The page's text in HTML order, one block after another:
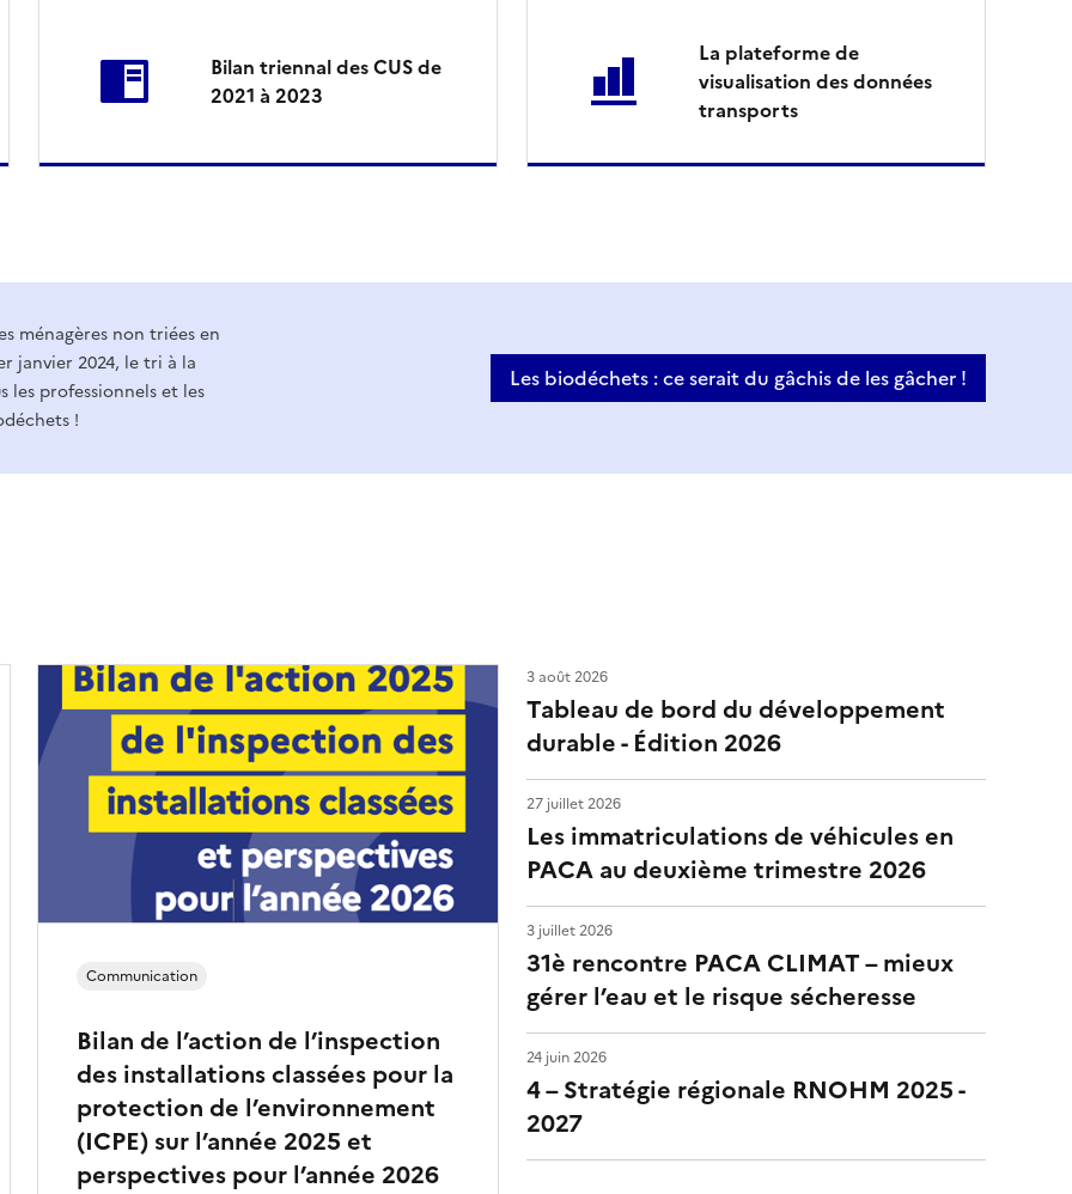
Bilan triennal des CUS de
2021 à 2023
La plateforme de
visualisation des données
transports
ménagères non triées en
janvier 2024, le tri à la
les professionnels et les
!
Les biodéchets : ce serait du gâchis de les gâcher !
Bilan de l’action de l’inspection
des installations classées pour la
protection de l’environnement
(ICPE) sur l’année 2025 et
perspectives pour l’année 2026
Communication
Tableau de bord du développement
durable - Édition 2026
3 août 2026
Les immatriculations de véhicules en
PACA au deuxième trimestre 2026
27 juillet 2026
31è rencontre PACA CLIMAT – mieux
gérer l’eau et le risque sécheresse
3 juillet 2026
4 – Stratégie régionale RNOHM 2025 -
2027
24 juin 2026